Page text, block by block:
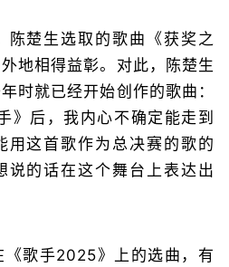
陈楚生选取的歌曲《获奖之
地相得益彰。对此，陈楚生
时就已经开始创作的歌曲：
》后，我内心不确定能走到
用这首歌作为总决赛的歌的
说的话在这个舞台上表达出
《歌手2025》上的选曲，有